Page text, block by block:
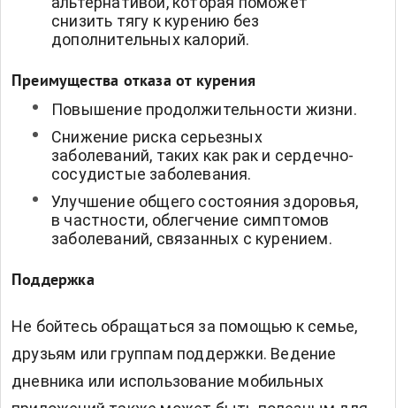
снизить тягу к курению без
дополнительных калорий.
Преимущества отказа от курения
Повышение продолжительности жизни.
Снижение риска серьезных
заболеваний, таких как рак и сердечно-
сосудистые заболевания.
Улучшение общего состояния здоровья,
в частности, облегчение симптомов
заболеваний, связанных с курением.
Поддержка
Не бойтесь обращаться за помощью к семье,
друзьям или группам поддержки. Ведение
дневника или использование мобильных